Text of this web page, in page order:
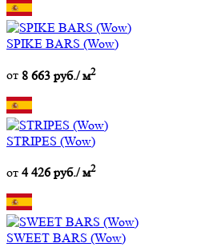
SPIKE BARS (Wow)
от 8 663 руб./ м2
STRIPES (Wow)
от 4 426 руб./ м2
SWEET BARS (Wow)